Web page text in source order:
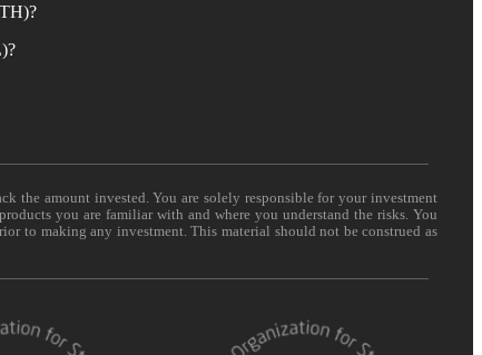
the amount invested. You are solely responsible for your investment
you are familiar with and where you understand the risks. You
to making any investment. This material should not be construed as